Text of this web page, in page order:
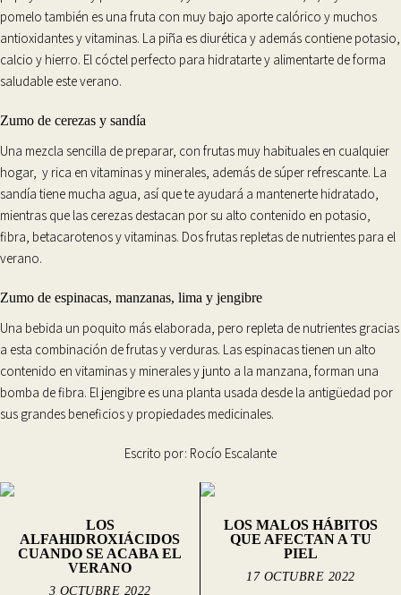
pomelo también es una fruta con muy bajo aporte calórico y muchos
antioxidantes y vitaminas. La piña es diurética y además contiene potasio,
calcio y hierro. El cóctel perfecto para hidratarte y alimentarte de forma
saludable este verano.
Zumo de cerezas y sandía
Una mezcla sencilla de preparar, con frutas muy habituales en cualquier
hogar, y rica en vitaminas y minerales, además de súper refrescante. La
sandía tiene mucha agua, así que te ayudará a mantenerte hidratado,
mientras que las cerezas destacan por su alto contenido en potasio,
fibra, betacarotenos y vitaminas. Dos frutas repletas de nutrientes para el
verano.
Zumo de espinacas, manzanas, lima y jengibre
Una bebida un poquito más elaborada, pero repleta de nutrientes gracias
a esta combinación de frutas y verduras. Las espinacastienen un alto
contenido en vitaminas y mineralesy junto a la manzana, forman una
bomba de fibra. El jengibre es una planta usada desde la antigüedad por
sus grandes beneficios y propiedades medicinales.
Escrito por: Rocío Escalante
LOS
ALFAHIDROXIÁCIDOS
CUANDO SE ACABA EL
VERANO
3 OCTUBRE 2022
LOS MALOS HÁBITOS
QUE AFECTAN A TU
PIEL
17 OCTUBRE 2022